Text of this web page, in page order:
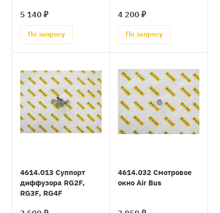
5 140 ₽
По запросу
4 200 ₽
По запросу
4614.013 Суппорт
диффузора RG2F,
RG3F, RG4F
4614.032 Смотровое
окно Air Bus